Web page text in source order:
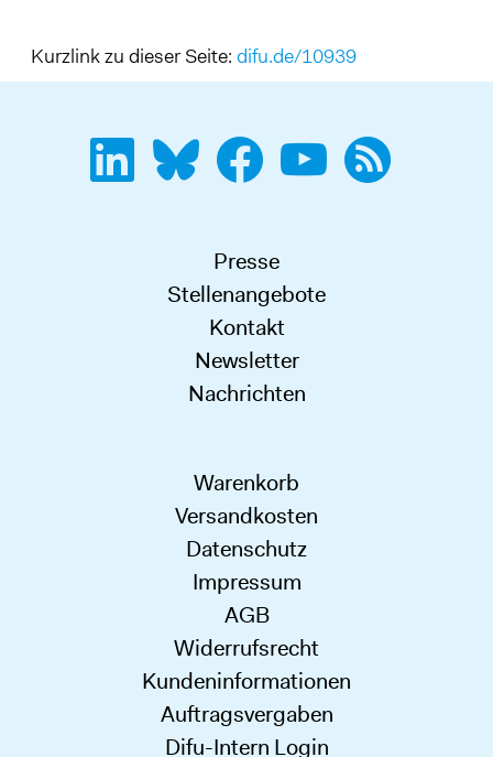
Kurzlink zu dieser Seite: difu.de/10939
Presse
Stellenangebote
Kontakt
Newsletter
Nachrichten
Warenkorb
Versandkosten
Datenschutz
Impressum
AGB
Widerrufsrecht
Kundeninformationen
Auftragsvergaben
Difu-Intern Login